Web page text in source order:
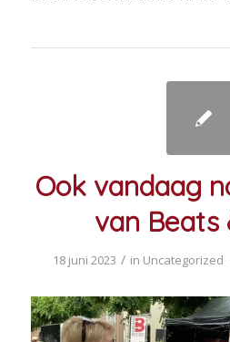
Ook vandaag
van Beats
18 juni 2023 / in Uncategorized